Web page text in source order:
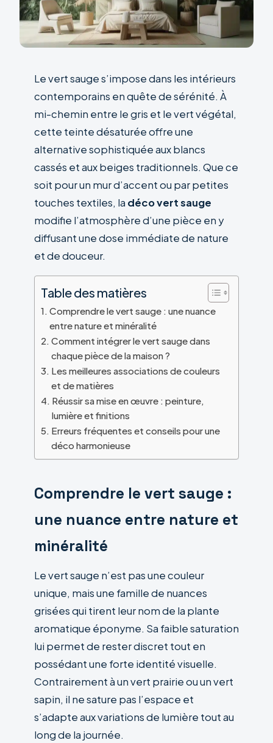
Le vert sauge s’impose dans les intérieurs
contemporains en quête de sérénité. À
mi-chemin entre le gris et le vert végétal,
cette teinte désaturée offre une
alternative sophistiquée aux blancs
cassés et aux beiges traditionnels. Que ce
soit pour un mur d’accent ou par petites
touches textiles, la déco vert sauge
modifie l’atmosphère d’une pièce en y
diffusant une dose immédiate de nature
et de douceur.
Table des matières
Comprendre le vert sauge : une nuance
entre nature et minéralité
Comment intégrer le vert sauge dans
chaque pièce de la maison ?
Les meilleures associations de couleurs
et de matières
Réussir sa mise en œuvre : peinture,
lumière et finitions
Erreurs fréquentes et conseils pour une
déco harmonieuse
Comprendre le vert sauge :
une nuance entre nature et
minéralité
Le vert sauge n’est pas une couleur
unique, mais une famille de nuances
grisées qui tirent leur nom de la plante
aromatique éponyme. Sa faible saturation
lui permet de rester discret tout en
possédant une forte identité visuelle.
Contrairement à un vert prairie ou un vert
sapin, il ne sature pas l’espace et
s’adapte aux variations de lumière tout au
long de la journée.